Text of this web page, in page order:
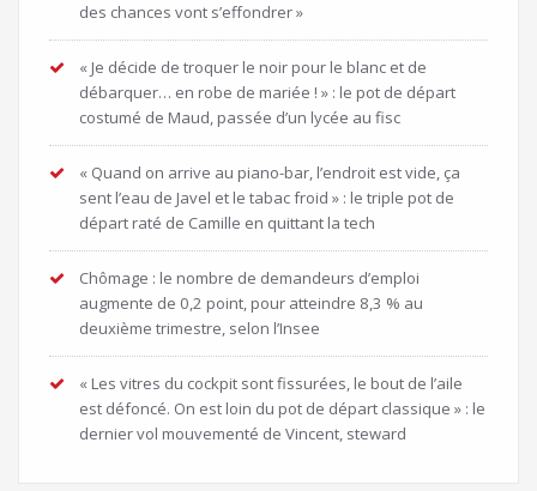
des chances vont s’effondrer »
« Je décide de troquer le noir pour le blanc et de
débarquer… en robe de mariée ! » : le pot de départ
costumé de Maud, passée d’un lycée au fisc
« Quand on arrive au piano-bar, l’endroit est vide, ça
sent l’eau de Javel et le tabac froid » : le triple pot de
départ raté de Camille en quittant la tech
Chômage : le nombre de demandeurs d’emploi
augmente de 0,2 point, pour atteindre 8,3 % au
deuxième trimestre, selon l’Insee
« Les vitres du cockpit sont fissurées, le bout de l’aile
est défoncé. On est loin du pot de départ classique » : le
dernier vol mouvementé de Vincent, steward